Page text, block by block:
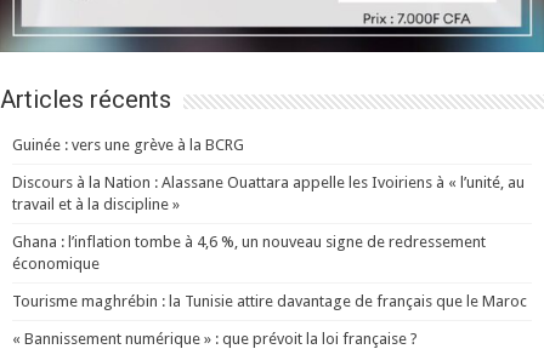
Articles récents
Guinée : vers une grève à la BCRG
Discours à la Nation : Alassane Ouattara appelle les Ivoiriens à « l’unité, au
travail et à la discipline »
Ghana : l’inflation tombe à 4,6 %, un nouveau signe de redressement
économique
Tourisme maghrébin : la Tunisie attire davantage de français que le Maroc
« Bannissement numérique » : que prévoit la loi française ?